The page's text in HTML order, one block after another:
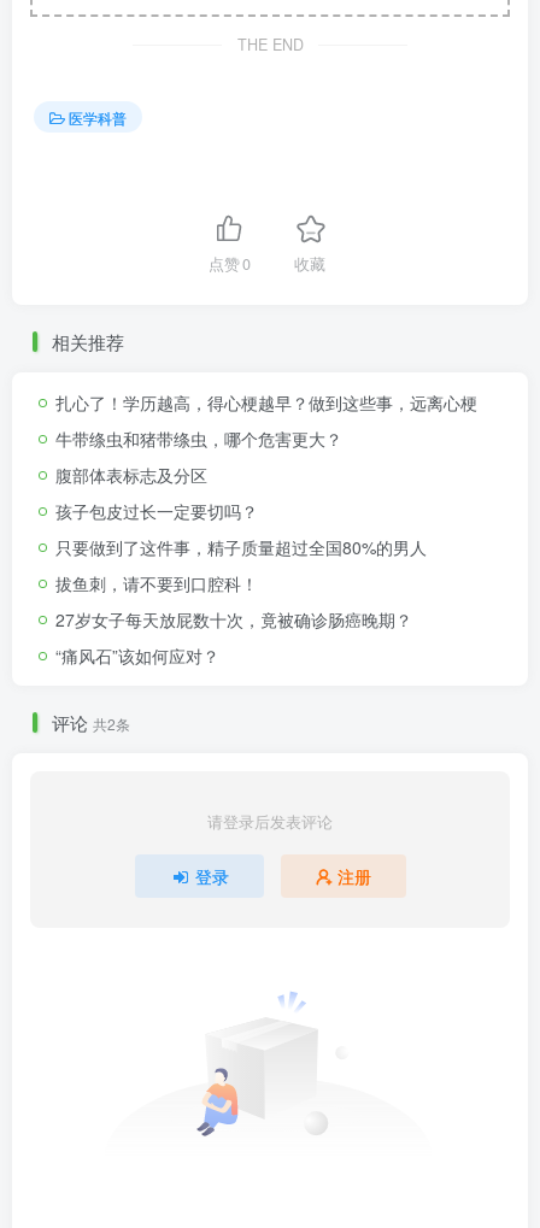
THE END
医学科普
点赞0 收藏
相关推荐
扎心了！学历越高，得心梗越早？做到这些事，远离心梗
牛带绦虫和猪带绦虫，哪个危害更大？
腹部体表标志及分区
孩子包皮过长一定要切吗？
只要做到了这件事，精子质量超过全国80%的男人
拔鱼刺，请不要到口腔科！
27岁女子每天放屁数十次，竟被确诊肠癌晚期？
“痛风石”该如何应对？
评论 共2条
请登录后发表评论
登录 注册